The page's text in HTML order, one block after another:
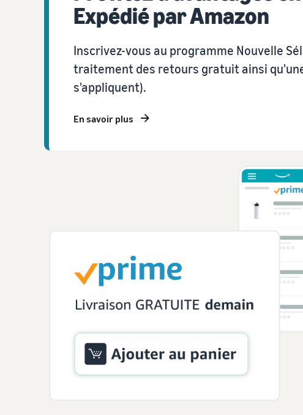
Expédié par Amazon
Inscrivez-vous au programme Nouvelle
traitement des retours gratuit ainsi
s'appliquent).
En savoir plus